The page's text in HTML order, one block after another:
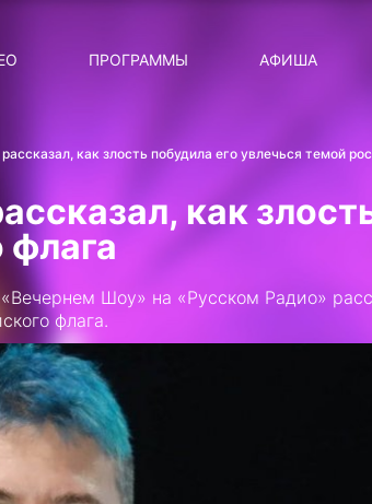
ПРОГРАММЫ
СТАТУС: В СЕТИ
СИЯЙ ПО-ЗВЁЗДНОМУ
ЛИЧНЫЙ ВОПРОС
ДОТЯНИСЬ ДО ЗВЁЗД
АФИША
как злость побудила его увлечься темой
как
флага
Шоу» на «Русском Радио»
флага.